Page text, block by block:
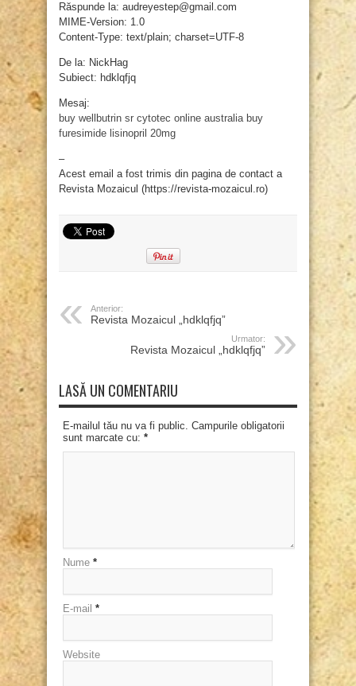
Răspunde la: audreyestep@gmail.com
MIME-Version: 1.0
Content-Type: text/plain; charset=UTF-8
De la: NickHag
Subiect: hdklqfjq
Mesaj:
buy wellbutrin sr cytotec online australia buy
furesimide lisinopril 20mg
–
Acest email a fost trimis din pagina de contact a
Revista Mozaicul (https://revista-mozaicul.ro)
Anterior:
Revista Mozaicul „hdklqfjq”
Urmator:
Revista Mozaicul „hdklqfjq”
LASĂ UN COMENTARIU
E-mailul tău nu va fi public. Campurile obligatorii
sunt marcate cu: *
Nume *
E-mail *
Website